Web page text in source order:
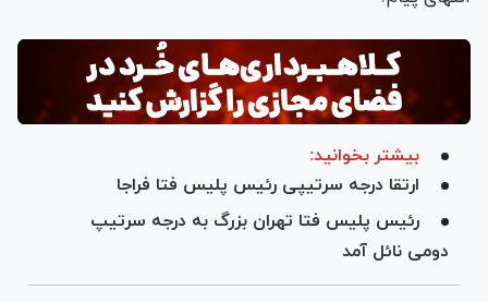
بیشتر بخوانید:
ارتقا درجه سرتیپی رئیس پلیس فتا فراجا
رئیس پلیس فتا تهران بزرگ به درجه سرتیپ
دومی نائل آمد